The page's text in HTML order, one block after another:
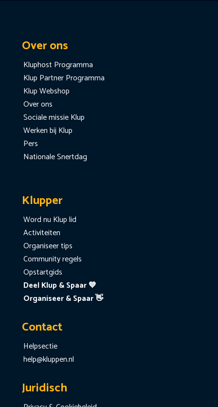
Over ons
Kluphost Programma
Klup Partner Programma
Klup Webshop
Over ons
Sociale missie Klup
Werken bij Klup
Pers
Nationale Snertdag
Klupper
Word nu Klup lid
Activiteiten
Organiseer tips
Community regels
Opstartgids
Deel Klup & Spaar 💙
Organiseer & Spaar 👋
Contact
Helpsectie
help@kluppen.nl
Juridisch